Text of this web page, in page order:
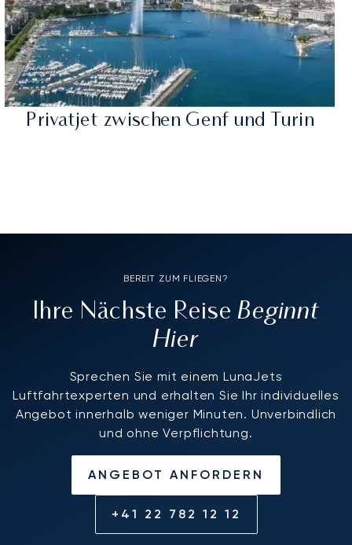
Privatjet zwischen Genf und Turin
BEREIT ZUM FLIEGEN?
Ihre Nächste ReiseBeginnt
Hier
Sprechen Sie mit einem LunaJets
Luftfahrtexperten und erhalten Sie Ihr individuelles
Angebot innerhalb weniger Minuten. Unverbindlich
und ohne Verpflichtung.
ANGEBOT ANFORDERN
+41 22 782 12 12